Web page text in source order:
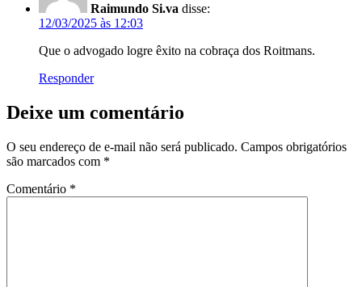
Raimundo Si.va disse:
12/03/2025 às 12:03
Que o advogado logre êxito na cobraça dos Roitmans.
Responder
Deixe um comentário
O seu endereço de e-mail não será publicado. Campos obrigatórios
são marcados com *
Comentário *